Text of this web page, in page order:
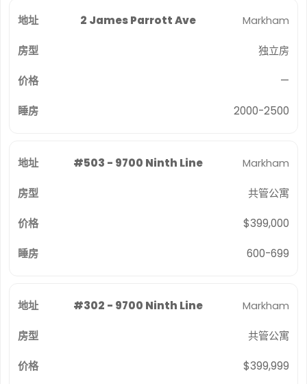
2 James Parrott Ave Markham
独立房
—
2000-2500
#503 - 9700 Ninth Line Markham
共管公寓
$399,000
600-699
#302 - 9700 Ninth Line Markham
共管公寓
$399,999